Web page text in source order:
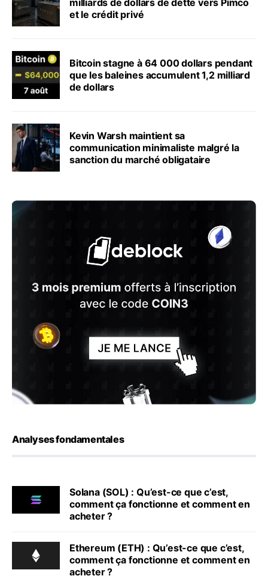
et le crédit privé
Bitcoin stagne à 64 000 dollars pendant
que les baleines accumulent 1,2 milliard
de dollars
Kevin Warsh maintient sa
communication minimaliste malgré la
sanction du marché obligataire
Analyses fondamentales
Solana (SOL) : Qu’est-ce que c’est,
comment ça fonctionne et comment en
acheter ?
Ethereum (ETH) : Qu’est-ce que c’est,
comment ça fonctionne et comment en
acheter ?